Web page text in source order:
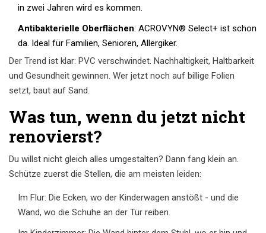
in zwei Jahren wird es kommen.
Antibakterielle Oberflächen: ACROVYN® Select+ ist schon
da. Ideal für Familien, Senioren, Allergiker.
Der Trend ist klar: PVC verschwindet. Nachhaltigkeit, Haltbarkeit
und Gesundheit gewinnen. Wer jetzt noch auf billige Folien
setzt, baut auf Sand.
Was tun, wenn du jetzt nicht
renovierst?
Du willst nicht gleich alles umgestalten? Dann fang klein an.
Schütze zuerst die Stellen, die am meisten leiden:
Im Flur: Die Ecken, wo der Kinderwagen anstößt - und die
Wand, wo die Schuhe an der Tür reiben.